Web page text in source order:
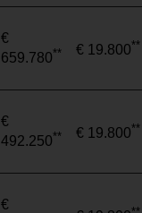
€
659.780** € 19.800**
€
492.250** € 19.800**
€